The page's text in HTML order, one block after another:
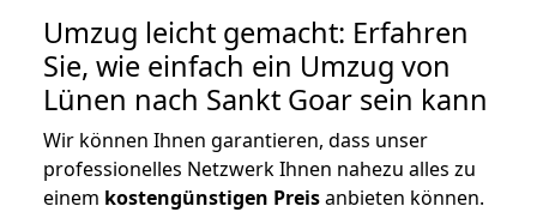
Umzug leicht gemacht: Erfahren
Sie, wie einfach ein Umzug von
Lünen nach Sankt Goar sein kann
Wir können Ihnen garantieren, dass unser
professionelles Netzwerk Ihnen nahezu alles zu
einem kostengünstigen Preisanbieten können.